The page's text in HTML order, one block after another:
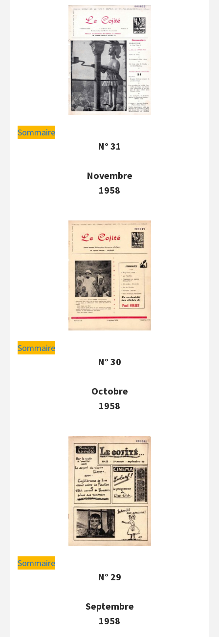
Sommaire
N° 31
Novembre
1958
Sommaire
N° 30
Octobre
1958
Sommaire
N° 29
Septembre
1958